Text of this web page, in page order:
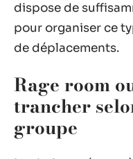
dispose de
pour organiser ce
de déplacements.
Rage room
trancher
groupe